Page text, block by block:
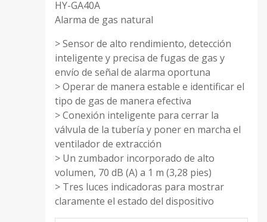
HY-GA40A
Alarma de gas natural
> Sensor de alto rendimiento, detección
inteligente y precisa de fugas de gas y
envío de señal de alarma oportuna
> Operar de manera estable e identificar el
tipo de gas de manera efectiva
> Conexión inteligente para cerrar la
válvula de la tubería y poner en marcha el
ventilador de extracción
> Un zumbador incorporado de alto
volumen, 70 dB (A) a 1 m (3,28 pies)
> Tres luces indicadoras para mostrar
claramente el estado del dispositivo